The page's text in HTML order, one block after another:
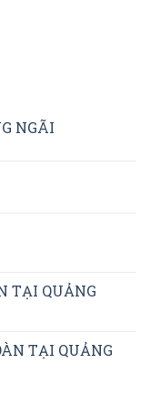
NGÃI
TẠI QUẢNG
TẠI QUẢNG